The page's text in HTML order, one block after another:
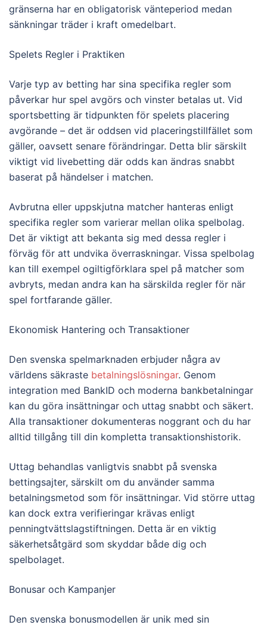
gränserna har en obligatorisk vänteperiod medan
sänkningar träder i kraft omedelbart.
Spelets Regler i Praktiken
Varje typ av betting har sina specifika regler som
påverkar hur spel avgörs och vinster betalas ut. Vid
sportsbetting är tidpunkten för spelets placering
avgörande – det är oddsen vid placeringstillfället som
gäller, oavsett senare förändringar. Detta blir särskilt
viktigt vid livebetting där odds kan ändras snabbt
baserat på händelser i matchen.
Avbrutna eller uppskjutna matcher hanteras enligt
specifika regler som varierar mellan olika spelbolag.
Det är viktigt att bekanta sig med dessa regler i
förväg för att undvika överraskningar. Vissa spelbolag
kan till exempel ogiltigförklara spel på matcher som
avbryts, medan andra kan ha särskilda regler för när
spel fortfarande gäller.
Ekonomisk Hantering och Transaktioner
Den svenska spelmarknaden erbjuder några av
världens säkraste betalningslösningar. Genom
integration med BankID och moderna bankbetalningar
kan du göra insättningar och uttag snabbt och säkert.
Alla transaktioner dokumenteras noggrant och du har
alltid tillgång till din kompletta transaktionshistorik.
Uttag behandlas vanligtvis snabbt på svenska
bettingsajter, särskilt om du använder samma
betalningsmetod som för insättningar. Vid större uttag
kan dock extra verifieringar krävas enligt
penningtvättslagstiftningen. Detta är en viktig
säkerhetsåtgärd som skyddar både dig och
spelbolaget.
Bonusar och Kampanjer
Den svenska bonusmodellen är unik med sin